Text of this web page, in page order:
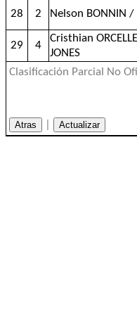
28 2 Nelson BONNIN /
29 4
Cristhian
JONES
Clasificación Parcial No